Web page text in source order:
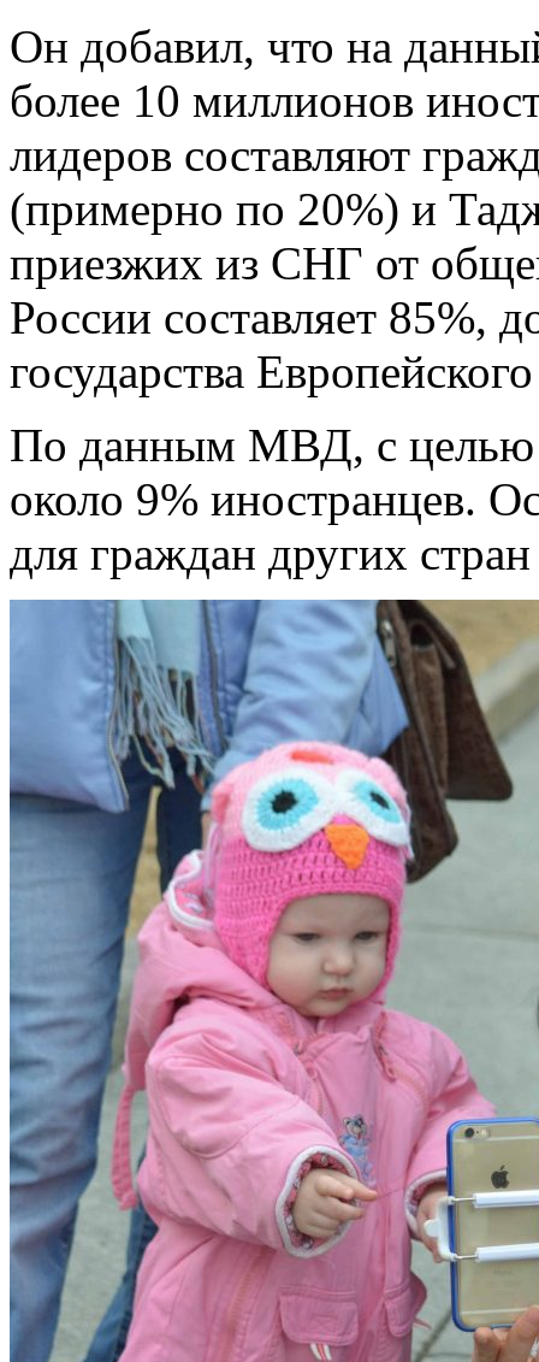
Он добавил, что на
более 10 миллионов
лидеров составляют
(примерно по 20%) и
приезжих из СНГ от
России составляет 85%,
государства
По данным МВД, с целью
около 9% иностранцев.
для граждан других